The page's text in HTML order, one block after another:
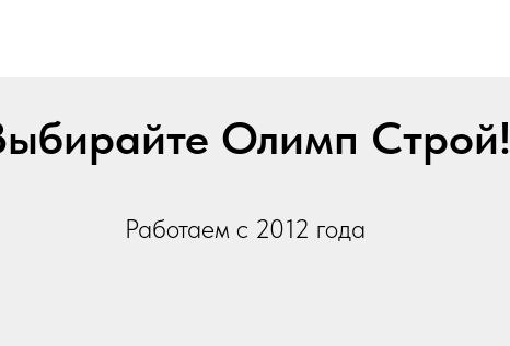
Олимп Строй!
Работаем с 2012 года